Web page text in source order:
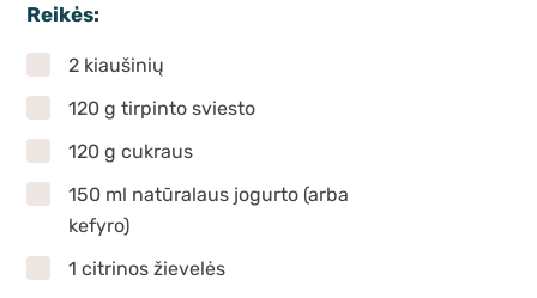
Reikės:
2 kiaušinių
120 g tirpinto sviesto
120 g cukraus
150 ml natūralaus jogurto (arba
kefyro)
1 citrinos žievelės